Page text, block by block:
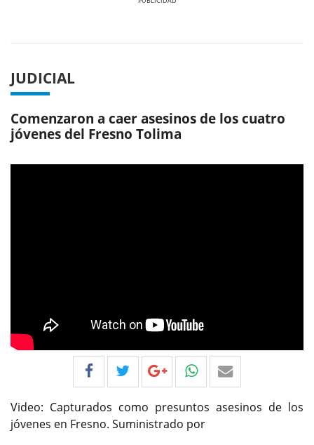
JUDICIAL
Comenzaron a caer asesinos de los cuatro
jóvenes del Fresno Tolima
Video: Capturados como presuntos asesinos de los
jóvenes en Fresno. Suministrado por